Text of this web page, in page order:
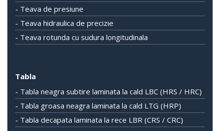
- Teava de presiune
- Teava hidraulica de precizie
- Teava rotunda cu sudura longitudinala
Tabla
- Tabla neagra subtire laminata la cald LBC (HRS / HRC)
- Tabla groasa neagra laminata la cald LTG (HRP)
- Tabla decapata laminata la rece LBR (CRS / CRC)